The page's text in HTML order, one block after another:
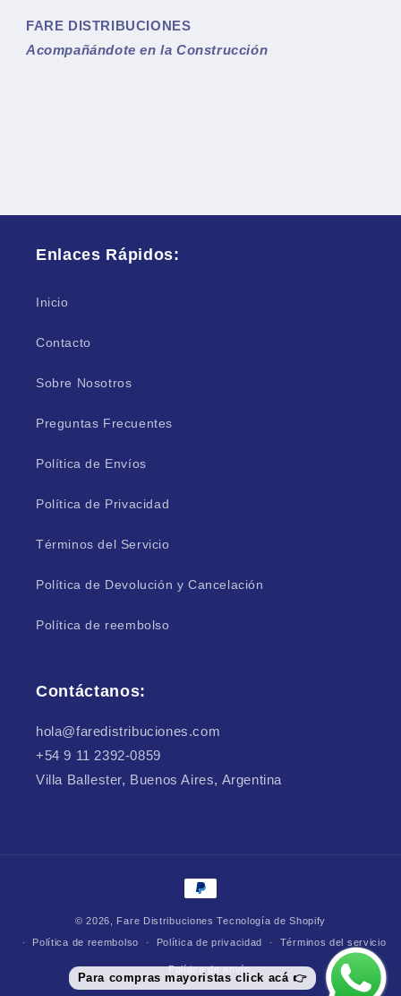
FARE DISTRIBUCIONES
Acompañándote en la Construcción
Enlaces Rápidos:
Inicio
Contacto
Sobre Nosotros
Preguntas Frecuentes
Política de Envíos
Política de Privacidad
Términos del Servicio
Política de Devolución y Cancelación
Política de reembolso
Contáctanos:
hola@faredistribuciones.com
+54 9 11 2392-0859
Villa Ballester, Buenos Aires, Argentina
Formas
pago
© 2026, Fare DistribucionesTecnología de Shopify
Política de reembolso
Política de privacidad Términos del servicio
Política de envío
Para compras mayoristas click acá 👉